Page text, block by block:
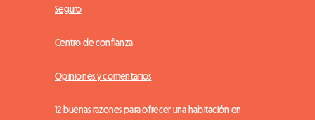
Seguro
Centro de confianza
Opiniones y comentarios
12 buenas razones para ofrecer una habitación en